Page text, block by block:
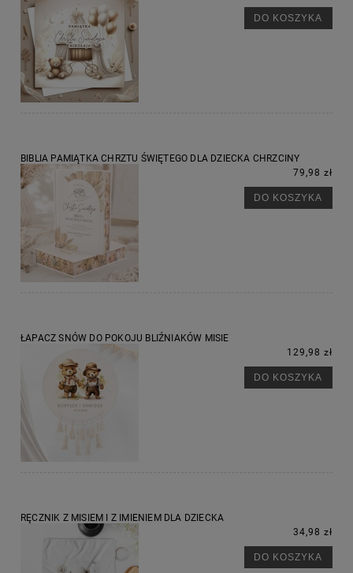
DO KOSZYKA
BIBLIA PAMIĄTKA CHRZTU ŚWIĘTEGO DLA DZIECKA CHRZCINY
79,98 zł
DO KOSZYKA
ŁAPACZ SNÓW DO POKOJU BLIŹNIAKÓW MISIE
129,98 zł
DO KOSZYKA
RĘCZNIK Z MISIEM I Z IMIENIEM DLA DZIECKA
34,98 zł
DO KOSZYKA